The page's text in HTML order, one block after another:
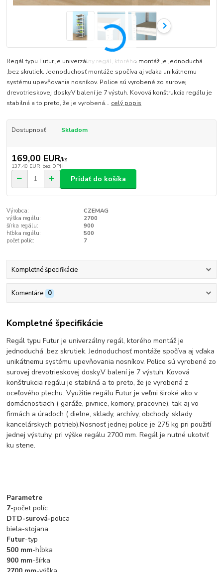
Regál typu Futur je univerzálny regál, ktorého montáž je jednoduchá
,bez skrutiek. Jednoduchosť montáže spočíva aj vďaka unikátnemu
systému upevňovania nosníkov. Police sú vyrobené zo surovej
drevotrieskovej dosky.V balení je 7 výstuh. Kovová konštrukcia regálu je
stabilná a to preto, že je vyrobená... celý popis
Dostupnosť Skladom
169,00 EUR/ks
137,40 EUR bez DPH
Pridať do košíka
Výrobca:
CZEMAG
výška regálu:
2700
šírka regálu:
900
hľbka regálu:
500
počet políc:
7
Kompletné špecifikácie
Komentáre 0
Kompletné špecifikácie
Regál typu Futur je univerzálny regál, ktorého montáž je
jednoduchá ,bez skrutiek. Jednoduchosť montáže spočíva aj vďaka
unikátnemu systému upevňovania nosníkov. Police sú vyrobené zo
surovej drevotrieskovej dosky.V balení je 7 výstuh. Kovová
konštrukcia regálu je stabilná a to preto, že je vyrobená z
oceľového plechu. Využitie regálu Futur je veľmi široké ako v
domácnostiach ( garáže, pivnice, komory, pracovne), tak aj vo
firmách a úradoch ( dielne, sklady, archívy, obchody, sklady
kancelárskych potrieb).Nosnosť jednej police je 275 kg pri použití
jednej výstuhy, pri výške regálu 2700 mm. Regál je nutné ukotviť
ku stene.
Parametre
7-počet políc
DTD-surová-polica
biela-stojana
Futur-typ
500 mm-hĺbka
900 mm-šírka